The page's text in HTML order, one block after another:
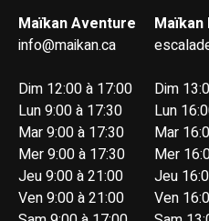
Maïkan Aventure
info@maikan.ca
Dim 12:00 à 17:00
Lun 9:00 à 17:30
Mar 9:00 à 17:30
Mer 9:00 à 17:30
Jeu 9:00 à 21:00
Ven 9:00 à 21:00
Maïkan
Dim
Lun
Mar
Mer
Jeu
Ven